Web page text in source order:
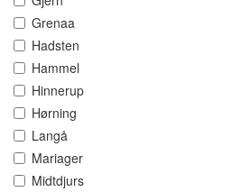
Grenaa
Hadsten
Hammel
Hinnerup
Hørning
Langå
Mariager
Midtdjurs